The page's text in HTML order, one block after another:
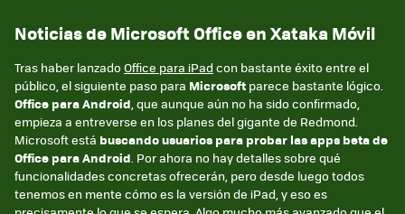
Noticias de Microsoft Office en Xataka Móvil
Tras haber lanzadoOffice para iPadcon bastante éxito entre el
público, el siguiente paso para Microsoft parece bastante lógico.
Office para Android, que aunque aún no ha sido confirmado,
empieza a entreverse en los planes del gigante de Redmond.
Microsoft está buscando usuarios para probar las apps beta de
Office para Android. Por ahora no hay detalles sobre qué
funcionalidades concretas ofrecerán, pero desde luego todos
tenemos en mente cómo es la versión de iPad, y eso es